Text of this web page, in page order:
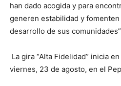
han dado acogida y para
generen estabilidad y
desarrollo de sus
La gira “Alta Fidelidad” inicia
viernes, 23 de agosto, en el